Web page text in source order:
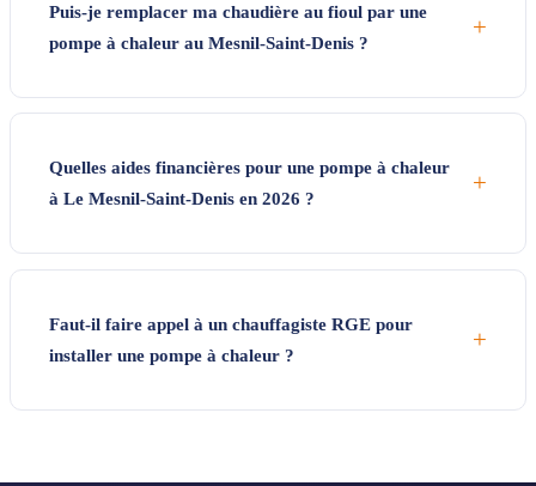
Puis-je remplacer ma chaudière au fioul par une
pompe à chaleur au Mesnil-Saint-Denis ?
+
Quelles aides financières pour une pompe à chaleur
à Le Mesnil-Saint-Denis en 2026 ?
+
Faut-il faire appel à un chauffagiste RGE pour
installer une pompe à chaleur ?
+